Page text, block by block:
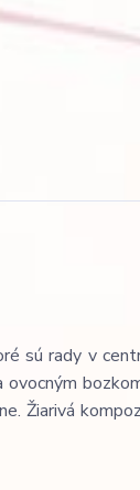
sú rady v
Žiarivá